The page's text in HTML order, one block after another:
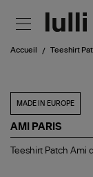
Accueil Teeshirt
MADE IN EUROPE
AMI PARIS
Teeshirt
Teeshirt Patch